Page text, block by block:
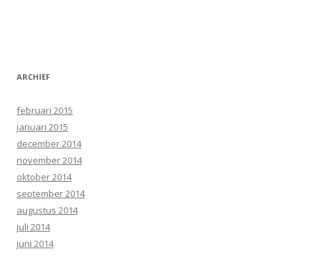
ARCHIEF
februari 2015
januari 2015
december 2014
november 2014
oktober 2014
september 2014
augustus 2014
juli 2014
juni 2014